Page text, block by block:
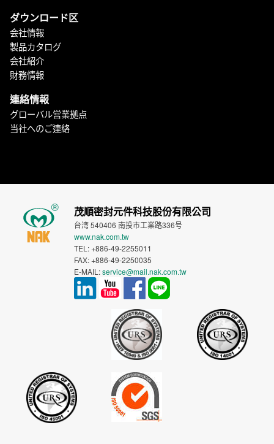
ダウンロード区
会社情報
製品カタログ
会社紹介
財務情報
連絡情報
グローバル営業拠点
当社へのご連絡
茂順密封元件科技股份有限公司
台湾 540406 南投市工業路336号
www.nak.com.tw
TEL: +886-49-2255011
FAX: +886-49-2250035
E-MAIL:service@mail.nak.com.tw